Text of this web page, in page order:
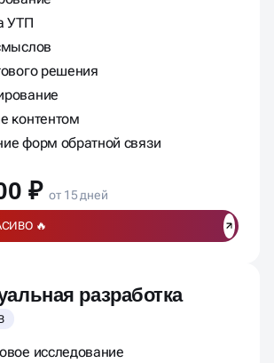
УТП
решения
контентом
форм обратной связи
₽ от 15 дней
🔥
разработка
исследование